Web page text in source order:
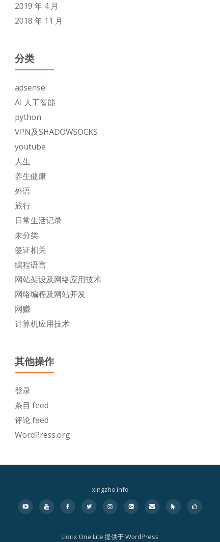
2019 年 4 月
2018 年 11 月
分类
adsense
AI 人工智能
python
VPN及SHADOWSOCKS
youtube
人生
养生健康
外语
旅行
日常生活记录
未分类
签证相关
编程语言
网站架设及网络应用技术
网络编程及网站开发
网赚
计算机应用技术
其他操作
登录
条目 feed
评论 feed
WordPress.org
xingzhe.info
二
级
fa-
youtube-
fa-
youtube
fa-
facebook
fa-
twitter
fa-
instagram
fa-
google-
square
fa-
envelope
fa-
mouse-
fa-
thumbs-
Llorix One Lite 提供于WordPress